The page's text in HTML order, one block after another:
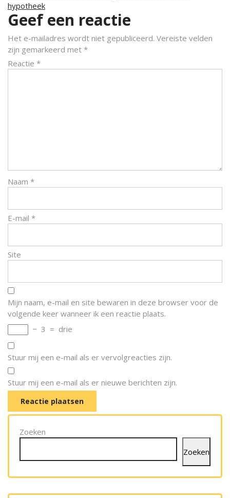
hypotheek
Geef een reactie
Het e-mailadres wordt niet gepubliceerd. Vereiste velden
zijn gemarkeerd met *
Reactie *
Naam *
E-mail *
Site
Mijn naam, e-mail en site bewaren in deze browser voor de
volgende keer wanneer ik een reactie plaats.
− 3 = drie
Stuur mij een e-mail als er vervolgreacties zijn.
Stuur mij een e-mail als er nieuwe berichten zijn.
Zoeken
Zoeken